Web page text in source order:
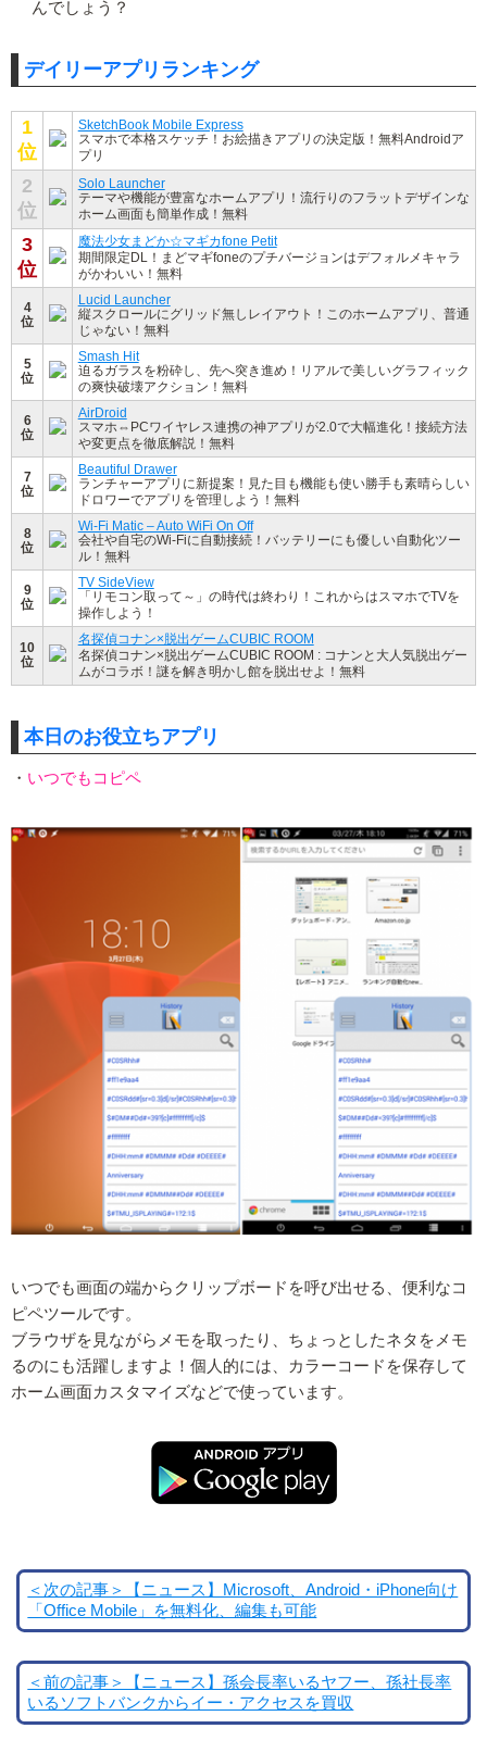
んでしょう？
デイリーアプリランキング
1
位
SketchBook Mobile Express
スマホで本格スケッチ！お絵描きアプリの決定版！無料Androidア
プリ
2
位
Solo Launcher
テーマや機能が豊富なホームアプリ！流行りのフラットデザインな
ホーム画面も簡単作成！無料
3
位
魔法少女まどか☆マギカfone Petit
期間限定DL！まどマギfoneのプチバージョンはデフォルメキャラ
がかわいい！無料
4
位
Lucid Launcher
縦スクロールにグリッド無しレイアウト！このホームアプリ、普通
じゃない！無料
5
位
Smash Hit
迫るガラスを粉砕し、先へ突き進め！リアルで美しいグラフィック
の爽快破壊アクション！無料
6
位
AirDroid
スマホ⇔PCワイヤレス連携の神アプリが2.0で大幅進化！接続方法
や変更点を徹底解説！無料
7
位
Beautiful Drawer
ランチャーアプリに新提案！見た目も機能も使い勝手も素晴らしい
ドロワーでアプリを管理しよう！無料
8
位
Wi-Fi Matic – Auto WiFi On Off
会社や自宅のWi-Fiに自動接続！バッテリーにも優しい自動化ツー
ル！無料
9
位
TV SideView
「リモコン取って～」の時代は終わり！これからはスマホでTVを
操作しよう！
10
位
名探偵コナン×脱出ゲームCUBIC ROOM
名探偵コナン×脱出ゲームCUBIC ROOM : コナンと大人気脱出ゲー
ムがコラボ！謎を解き明かし館を脱出せよ！無料
本日のお役立ちアプリ
・ いつでもコピペ
いつでも画面の端からクリップボードを呼び出せる、便利なコ
ピペツールです。
ブラウザを見ながらメモを取ったり、ちょっとしたネタをメモ
るのにも活躍しますよ！個人的には、カラーコードを保存して
ホーム画面カスタマイズなどで使っています。
＜次の記事＞【ニュース】Microsoft、Android・iPhone向け
「Office Mobile」を無料化、編集も可能
＜前の記事＞【ニュース】孫会長率いるヤフー、孫社長率
いるソフトバンクからイー・アクセスを買収